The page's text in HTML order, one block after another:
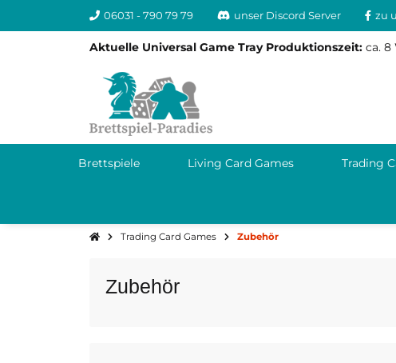
06031 - 790 79 79 unser Discord Server zu
Aktuelle Universal Game Tray Produktionszeit: ca. 8
Brettspiele Living Card Games Trading
Trading Card Games Zubehör
Zubehör